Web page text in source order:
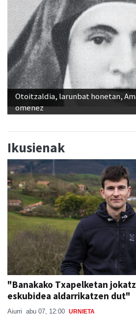
Otoitzaldia, larunbat honetan,
omenez
Ikusienak
"Banakako Txapelketan
eskubidea aldarrikatzen dut"
Aiurri abu 07, 12:00 URNIETA